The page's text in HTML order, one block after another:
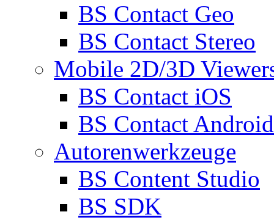
BS Contact Geo
BS Contact Stereo
Mobile 2D/3D
BS Contact iOS
BS Contact Android
Autorenwerkzeuge
BS Content Studio
BS SDK